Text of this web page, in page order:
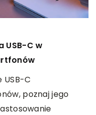
USB-C w
USB-C
poznaj jego